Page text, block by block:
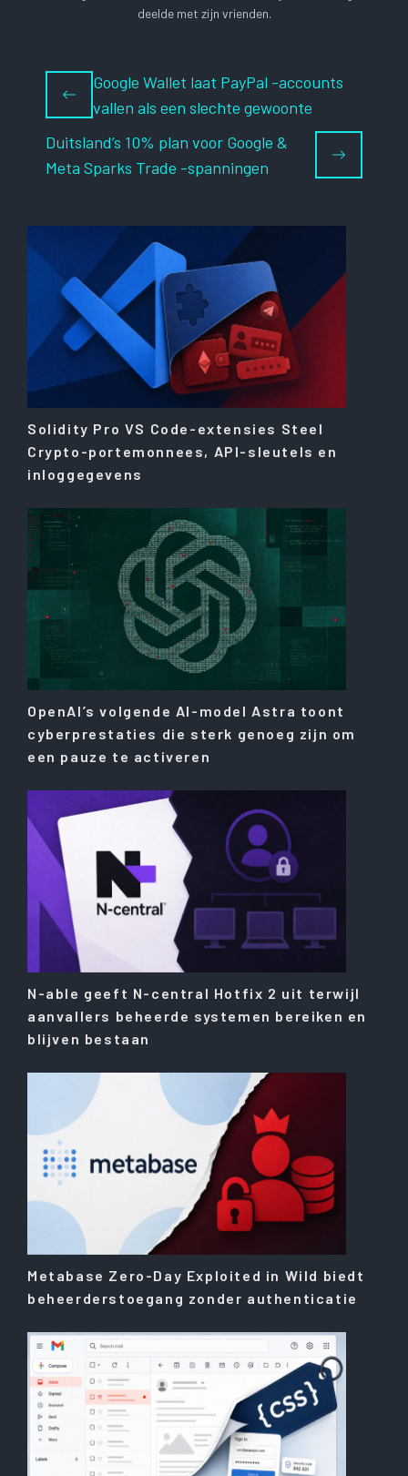
deelde met zijn vrienden.
Google Wallet laat PayPal -accounts
vallen als een slechte gewoonte
Duitsland’s 10% plan voor Google &
Meta Sparks Trade -spanningen
Solidity Pro VS Code-extensies Steel
Crypto-portemonnees, API-sleutels en
inloggegevens
OpenAI’s volgende AI-model Astra toont
cyberprestaties die sterk genoeg zijn om
een ​​pauze te activeren
N-able geeft N-central Hotfix 2 uit terwijl
aanvallers beheerde systemen bereiken en
blijven bestaan
Metabase Zero-Day Exploited in Wild biedt
beheerderstoegang zonder authenticatie